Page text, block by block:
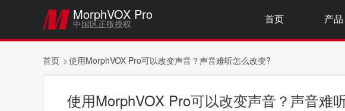
 MorphVOX Pro
中国区正版授权
首页 产品
首页 使用MorphVOX Pro可以改变声音？声音难听怎么改变?
使用MorphVOX Pro可以改变声音？声音难